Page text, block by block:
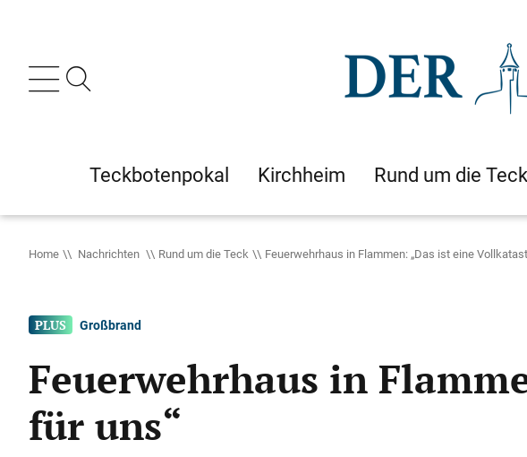
Teckbotenpokal Kirchheim Rund um die Teck
Home Nachrichten Rund um die Teck Feuerwehrhaus in Flammen: „Das ist eine
Großbrand
Feuerwehrhaus in
für uns“